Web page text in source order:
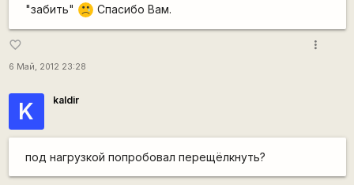
"забить" :'( Спасибо Вам.
favorite_border
6 Май, 2012 23:28
more_vert
K kaldir
под нагрузкой попробовал перещёлкнуть?